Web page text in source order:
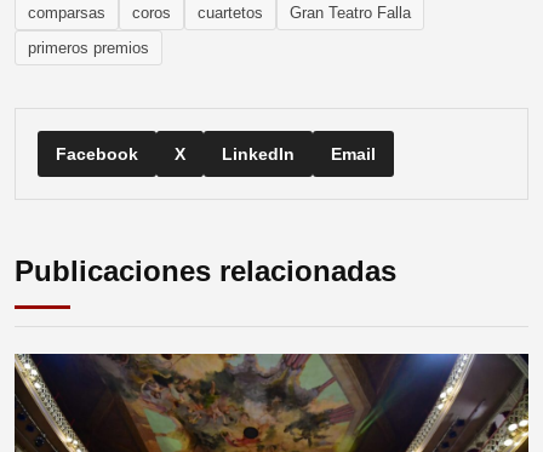
comparsas
coros cuartetos
Gran Teatro Falla
primeros premios
Facebook X LinkedIn Email
Publicaciones relacionadas